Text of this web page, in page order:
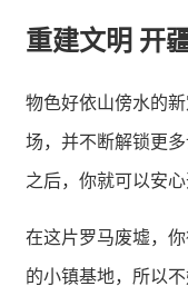
重建文明 开
物色好依山傍水的
场，并不断解锁更
之后，你就可以安
在这片罗马废墟，
的小镇基地，所以